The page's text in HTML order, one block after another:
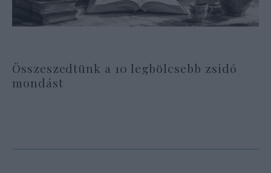
Összeszedtünk a 10 legbölcsebb zsidó
mondást